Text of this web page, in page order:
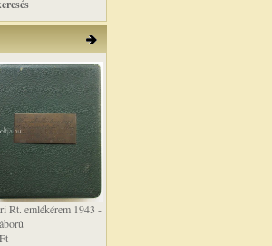
Rt. emlékérem 1943 -